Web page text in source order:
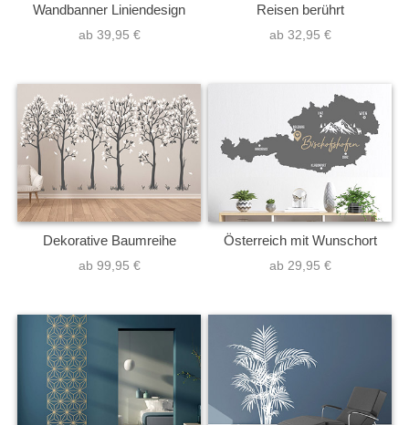
Wandbanner Liniendesign
ab 39,95 €
Reisen berührt
ab 32,95 €
Dekorative Baumreihe
ab 99,95 €
Österreich mit Wunschort
ab 29,95 €